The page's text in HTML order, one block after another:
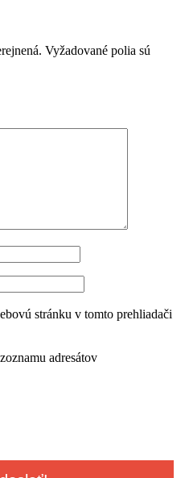
Vyžadované polia sú
stránku v tomto prehliadači
adresátov